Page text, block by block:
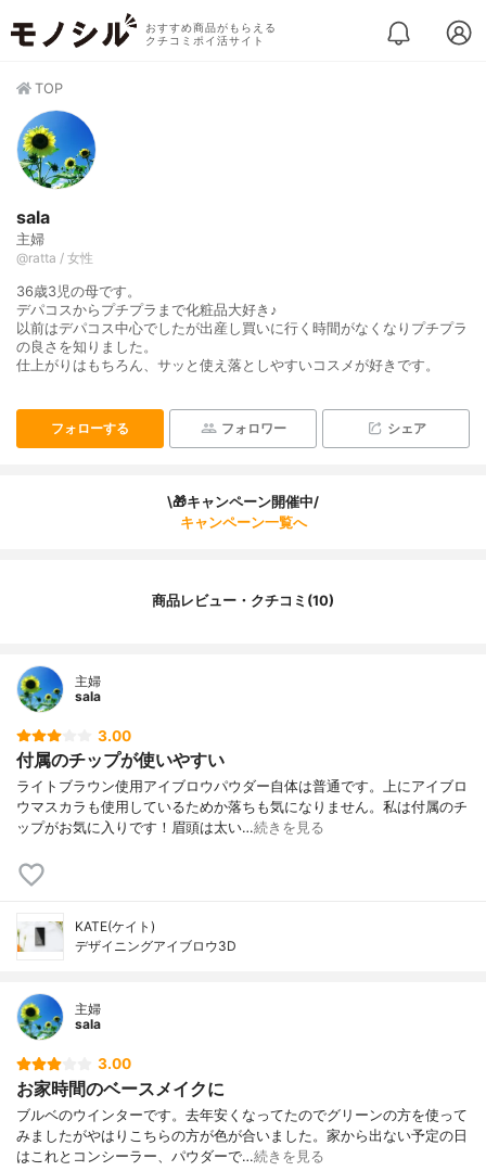
おすすめ商品がもらえる
クチコミポイ活サイト
TOP
sala
主婦
@ratta / 女性
36歳3児の母です。
デパコスからプチプラまで化粧品大好き♪
以前はデパコス中心でしたが出産し買いに行く時間がなくなりプチプラ
の良さを知りました。
仕上がりはもちろん、サッと使え落としやすいコスメが好きです。
フォローする フォロワー シェア
\🎁キャンペーン開催中/
キャンペーン一覧へ
商品レビュー・クチコミ(10)
主婦
sala
3.00
付属のチップが使いやすい
ライトブラウン使用アイブロウパウダー自体は普通です。上にアイブロ
ウマスカラも使用しているためか落ちも気になりません。私は付属のチ
ップがお気に入りです！眉頭は太い…続きを見る
KATE(ケイト)
デザイニングアイブロウ3D
主婦
sala
3.00
お家時間のベースメイクに
ブルベのウインターです。去年安くなってたのでグリーンの方を使って
みましたがやはりこちらの方が色が合いました。家から出ない予定の日
はこれとコンシーラー、パウダーで…続きを見る